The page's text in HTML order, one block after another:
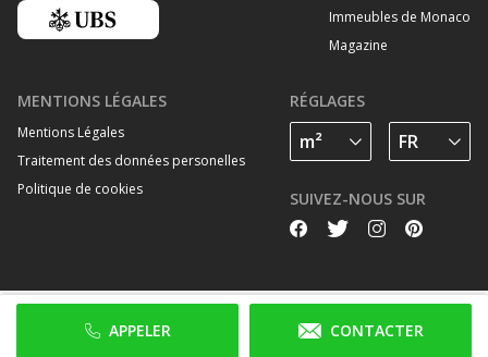
APPELER CONTACTER
Immeubles de Monaco
Magazine
MENTIONS LÉGALES
Mentions Légales
Traitement des données personelles
Politique de cookies
RÉGLAGES
SUIVEZ-NOUS SUR